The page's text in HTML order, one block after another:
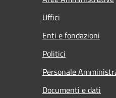
Uffici
Enti e fondazioni
Politici
Personale
Documenti e dati